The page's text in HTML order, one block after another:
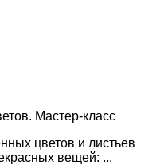
Мастер-класс
цветов и листьев
вещей: ...